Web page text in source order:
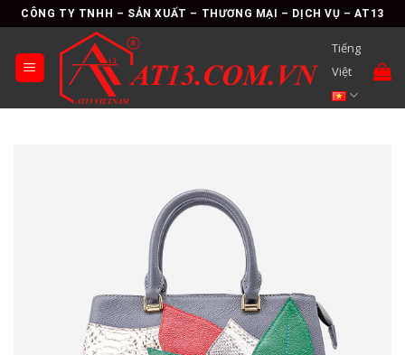
Skip
to
content
CÔNG TY TNHH – SẢN XUẤT – THƯƠNG MẠI – DỊCH VỤ – AT13
Tiếng
Việt